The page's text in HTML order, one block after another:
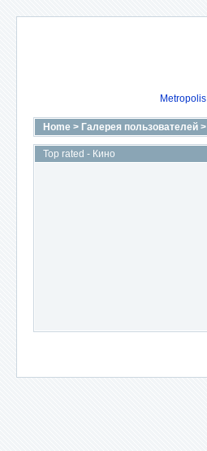
Metropolis
Home > Галерея пользователей >
Top rated - Кино